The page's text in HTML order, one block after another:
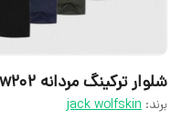
شلوار ترکینگ مردانه jw202
برند: jack wolfskin